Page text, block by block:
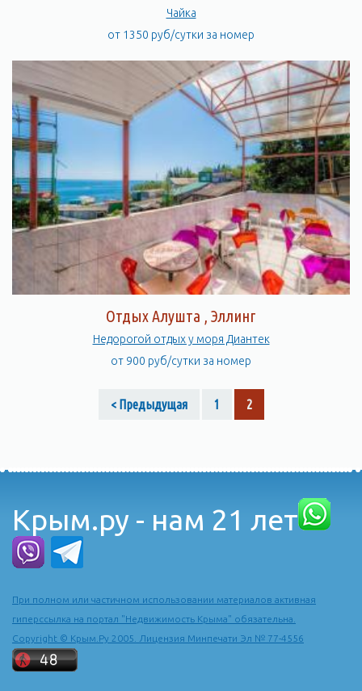
Чайка
от 1350 руб/сутки за номер
Отдых Алушта , Эллинг
Недорогой отдых у моря Диантек
от 900 руб/сутки за номер
< Предыдущая 1 2
Крым.ру - нам 21 лет
При полном или частичном использовании материалов активная
гиперссылка на портал "Недвижимость Крыма" обязательна.
Copyright © Крым.Ру 2005. Лицензия Минпечати Эл № 77-4556